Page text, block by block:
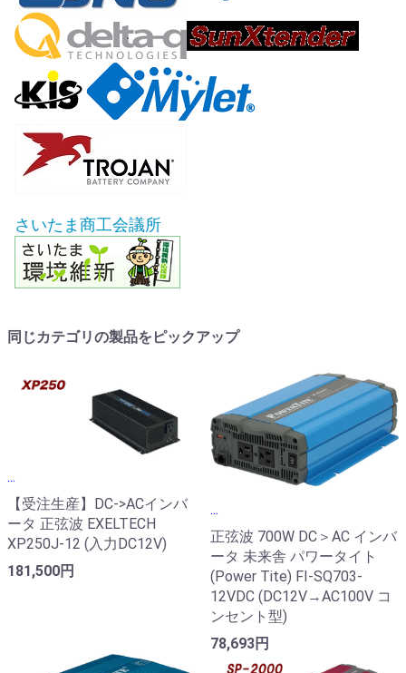
さいたま商工会議所
同じカテゴリの製品をピックアップ
...
【受注生産】DC->ACインバ
ータ 正弦波 EXELTECH
XP250J-12 (入力DC12V)
181,500円
...
正弦波 700W DC＞AC インバ
ータ 未来舎 パワータイト
(Power Tite) FI-SQ703-
12VDC (DC12V→AC100V コ
ンセント型)
78,693円